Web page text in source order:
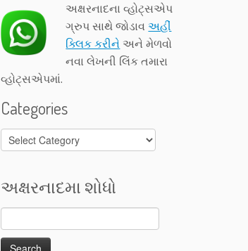
અક્ષરનાદના વ્હોટ્સએપ
ગ્રુપ સાથે જોડાવઅહીં
ક્લિક કરીને અને મેળવો
નવા લેખની લિંક તમારા
વ્હોટ્સએપમાં.
Categories
Categories
અક્ષરનાદમા શોધો